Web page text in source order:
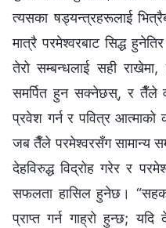
त्यसका षड्यन्त्रहरूलाई
मात्रै परमेश्‍वरबाट सिद्ध
तेरो सम्बन्धलाई सही
समर्पित हुन सक्नेछस्, र तैँले
प्रवेश गर्न र पवित्र
जब तैँले परमेश्‍वरसँग सामान्य
देहविरुद्ध विद्रोह गरेर र
सफलता हासिल हुनेछ।
प्राप्‍त गर्न गाह्रो हुन्छ;